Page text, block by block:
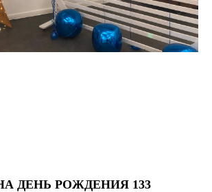
ДЕНЬ РОЖДЕНИЯ 133